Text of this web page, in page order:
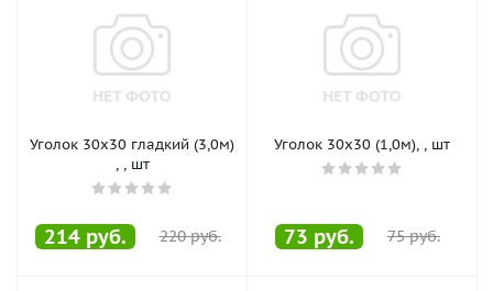
Уголок 30х30 гладкий (3,0м)
, , шт
214руб. 220руб.
Уголок 30х30 (1,0м), , шт
73 руб. 75руб.